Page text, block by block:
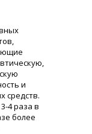
и
средств.
4 раза в
более